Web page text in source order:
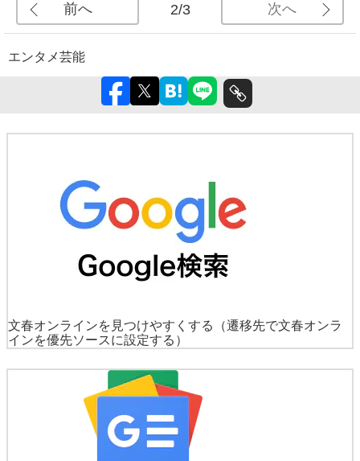
前へ 2/3 次へ
エンタメ芸能
文春オンラインを見つけやすくする
（遷移先で文春オンラ
インを優先ソースに設定する）